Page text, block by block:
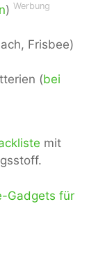
) Werbung
Frisbee)
(bei
mit
Gadgets für